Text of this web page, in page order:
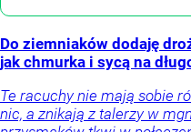
Do ziemniaków dodaję
jak chmurka i sycą na
Te racuchy nie mają sobie
nic, a znikają z talerzy w